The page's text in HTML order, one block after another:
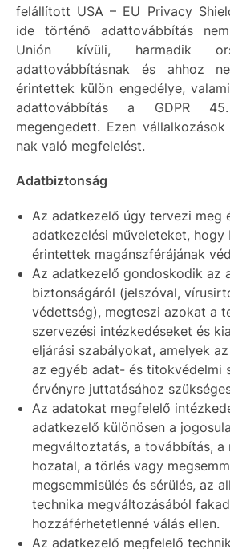
felállított USA – EU Privacy
ide történő adattovábbítás
Unión kívüli, harmadik
adattovábbításnak és ahhoz
érintettek külön engedélye,
adattovábbítás a GDPR
megengedett. Ezen
nak való megfelelést.
Adatbiztonság
Az adatkezelő úgy tervezi meg
adatkezelési műveleteket, hogy
érintettek magánszférájának
Az adatkezelő gondoskodik az
biztonságáról (jelszóval,
védettség), megteszi azokat a
szervezési intézkedéseket és
eljárási szabályokat, amelyek
az egyéb adat- és titokvédelmi
érvényre juttatásához
Az adatokat megfelelő
adatkezelő különösen a
megváltoztatás, a továbbítás, a
hozatal, a törlés vagy
megsemmisülés és sérülés, az
technika megváltozásából
hozzáférhetetlenné válás ellen.
Az adatkezelő megfelelő